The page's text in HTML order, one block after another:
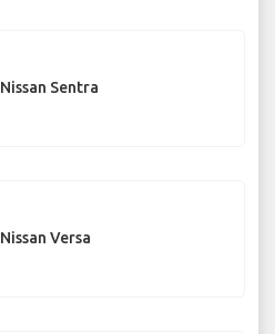
Nissan Sentra
Nissan Versa